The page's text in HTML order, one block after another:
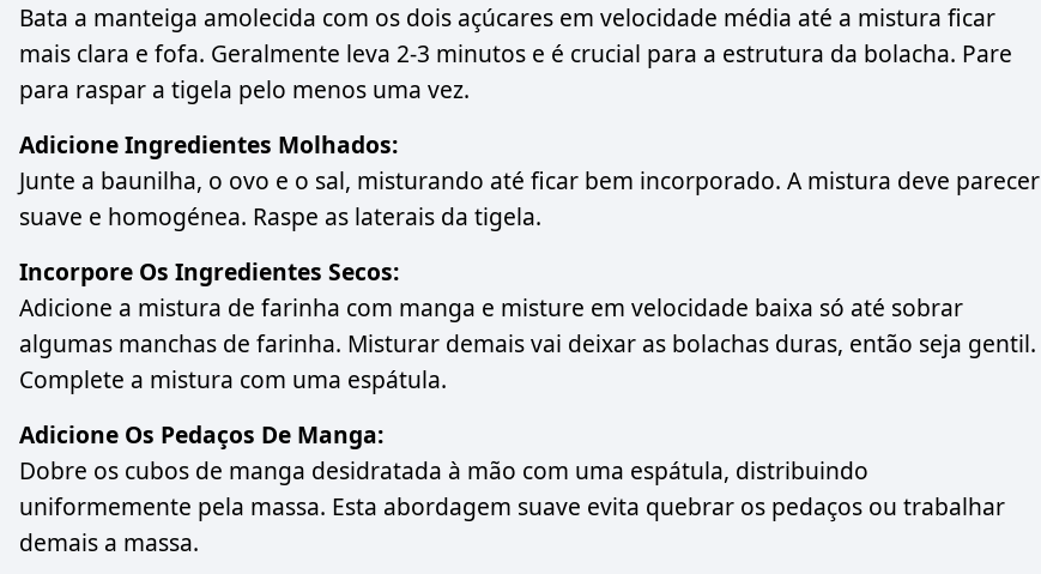
Bata a manteiga amolecida com os dois açúcares em velocidade média até a mistura ficar
mais clara e fofa. Geralmente leva 2-3 minutos e é crucial para a estrutura da bolacha. Pare
para raspar a tigela pelo menos uma vez.
Adicione Ingredientes Molhados:
Junte a baunilha, o ovo e o sal, misturando até ficar bem incorporado. A mistura deve parecer
suave e homogénea. Raspe as laterais da tigela.
Incorpore Os Ingredientes Secos:
Adicione a mistura de farinha com manga e misture em velocidade baixa só até sobrar
algumas manchas de farinha. Misturar demais vai deixar as bolachas duras, então seja gentil.
Complete a mistura com uma espátula.
Adicione Os Pedaços De Manga:
Dobre os cubos de manga desidratada à mão com uma espátula, distribuindo
uniformemente pela massa. Esta abordagem suave evita quebrar os pedaços ou trabalhar
demais a massa.